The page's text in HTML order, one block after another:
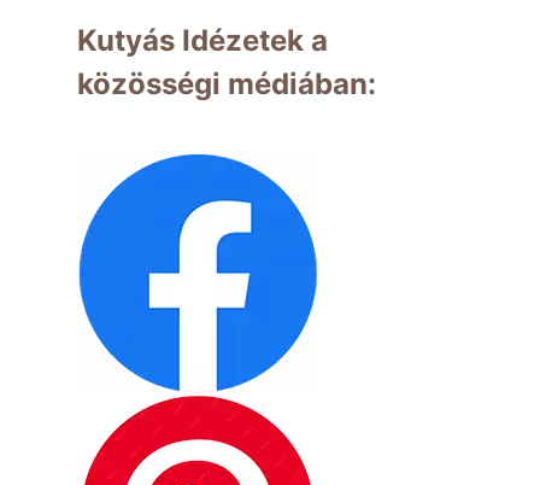
Kutyás Idézetek a
közösségi médiában: